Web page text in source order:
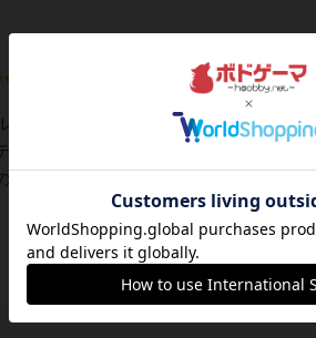
ドユナイトの拡張個人的には待望の
、状態異常が追加された大規模な
まに展開に選択の幅を持たせる変更